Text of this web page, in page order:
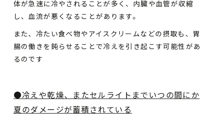
体が急速に冷やされることが多く、内臓や血管が収縮
し、血流が悪くなることがあります。
また、冷たい食べ物やアイスクリームなどの摂取も、胃
腸の働きを鈍らせることで冷えを引き起こす可能性があ
るのです
●冷えや乾燥、またセルライトまでいつの間にか
夏のダメージが蓄積されている